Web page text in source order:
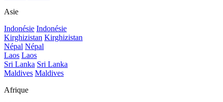
Asie
Indonésie Indonésie
Kirghizistan Kirghizistan
Népal Népal
Laos Laos
Sri Lanka Sri Lanka
Maldives Maldives
Afrique